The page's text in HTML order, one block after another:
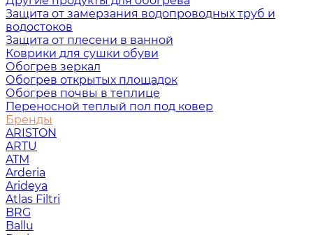
Защита от замерзания водопроводных труб и
водостоков
Защита от плесени в ванной
Коврики для сушки обуви
Обогрев зеркал
Обогрев открытых площадок
Обогрев почвы в теплице
Переносной теплый пол под ковер
Бренды
ARISTON
ARTU
ATM
Arderia
Arideya
Atlas Filtri
BRG
Ballu